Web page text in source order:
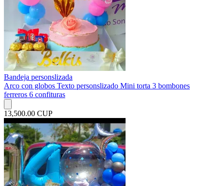
Bandeja personslizada
Arco con globos Texto personslizado Mini torta 3 bombones
ferreros 6 confituras
13,500.00 CUP